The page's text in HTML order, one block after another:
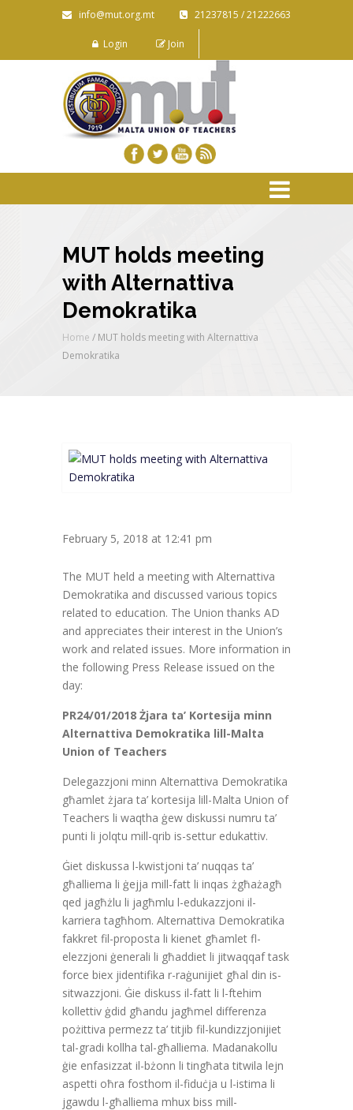
info@mut.org.mt 21237815 / 21222663
Login Join
MUT holds meeting
with Alternattiva
Demokratika
Home / MUT holds meeting with Alternattiva
Demokratika
February 5, 2018 at 12:41 pm
The MUT held a meeting with Alternattiva
Demokratika and discussed various topics
related to education. The Union thanks AD
and appreciates their interest in the Union’s
work and related issues. More information in
the following Press Release issued on the
day:
PR24/01/2018 Żjara ta’ Kortesija minn
Alternattiva Demokratika lill-Malta
Union of Teachers
Delegazzjoni minn Alternattiva Demokratika
għamlet żjara ta’ kortesija lill-Malta Union of
Teachers li waqtha ġew diskussi numru ta’
punti li jolqtu mill-qrib is-settur edukattiv.
Ġiet diskussa l-kwistjoni ta’ nuqqas ta’
għalliema li ġejja mill-fatt li inqas żgħażagħ
qed jagħżlu li jagħmlu l-edukazzjoni il-
karriera tagħhom. Alternattiva Demokratika
fakkret fil-proposta li kienet għamlet fl-
elezzjoni ġenerali li għaddiet li jitwaqqaf task
force biex jidentifika r-raġunijiet għal din is-
sitwazzjoni. Ġie diskuss il-fatt li l-ftehim
kollettiv ġdid għandu jagħmel differenza
pożittiva permezz ta’ titjib fil-kundizzjonijiet
tal-gradi kollha tal-għalliema. Madanakollu
ġie enfasizzat il-bżonn li tingħata titwila lejn
aspetti oħra fosthom il-fiduċja u l-istima li
jgawdu l-għalliema mhux biss mill-